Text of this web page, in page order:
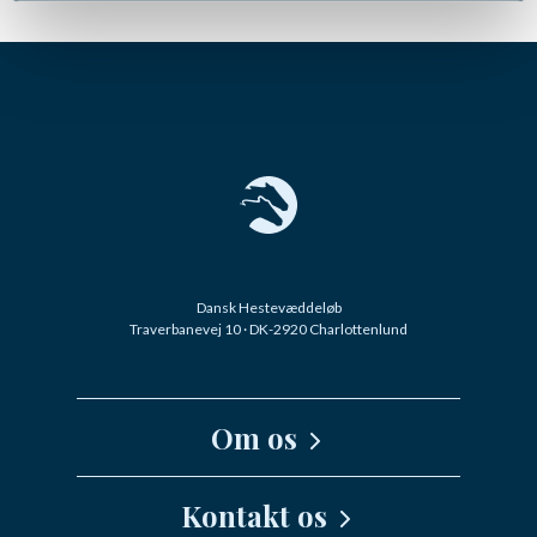
Dansk Hestevæddeløb
Traverbanevej 10 · DK-2920 Charlottenlund
Om os
Kontakt os